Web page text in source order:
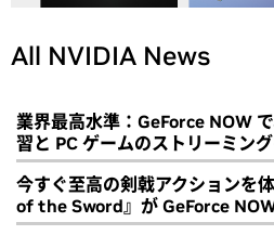
All NVIDIA News
業界最高水準：GeForce NOW
習と PC ゲームのストリーミン
今すぐ至高の剣戟アクションを
of the Sword』が GeForce